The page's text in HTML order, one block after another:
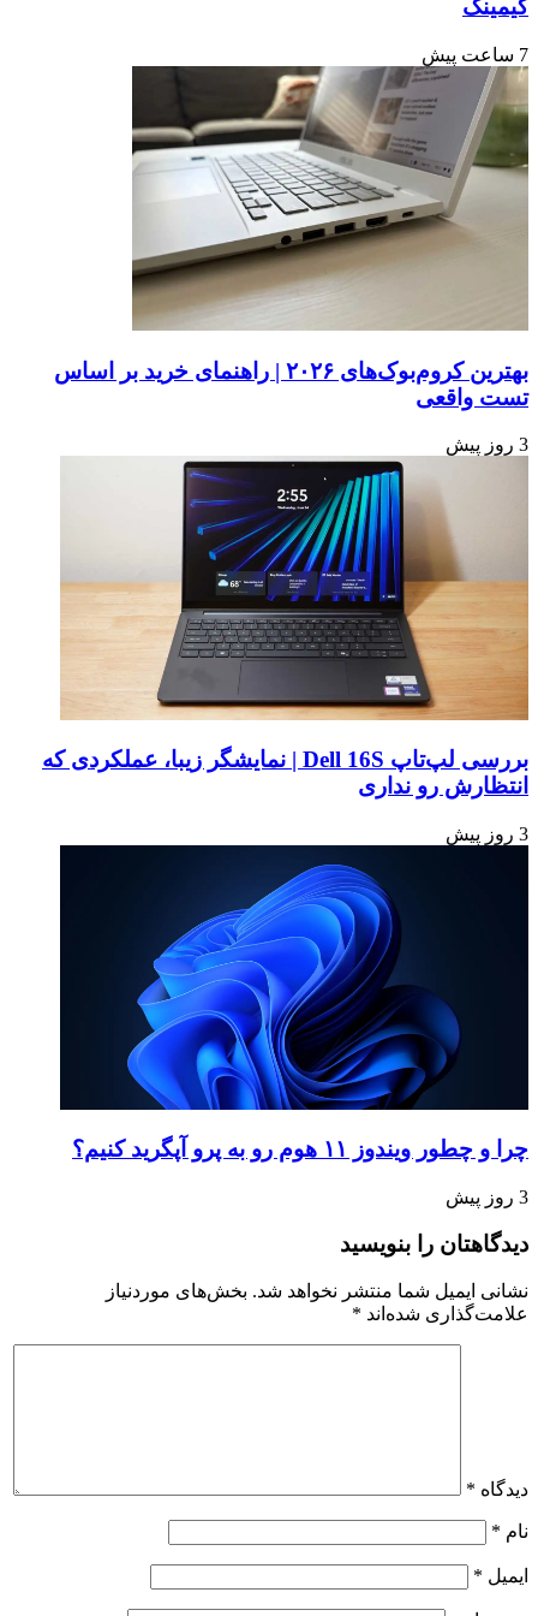
گیمینگ
7 ساعت پیش
بهترین کروم‌بوک‌های ۲۰۲۶ | راهنمای خرید بر اساس
تست واقعی
3 روز پیش
بررسی لپ‌تاپ Dell 16S | نمایشگر زیبا، عملکردی که
انتظارش رو نداری
3 روز پیش
چرا و چطور ویندوز ۱۱ هوم رو به پرو آپگرید کنیم؟
3 روز پیش
دیدگاهتان را بنویسید
نشانی ایمیل شما منتشر نخواهد شد. بخش‌های موردنیاز
علامت‌گذاری شده‌اند *
دیدگاه *
نام *
ایمیل *